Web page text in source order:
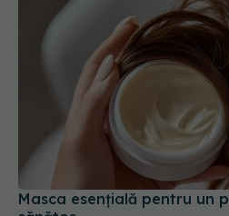
Masca esențială pentru un
sănătos
11 noi 2025, 11:29